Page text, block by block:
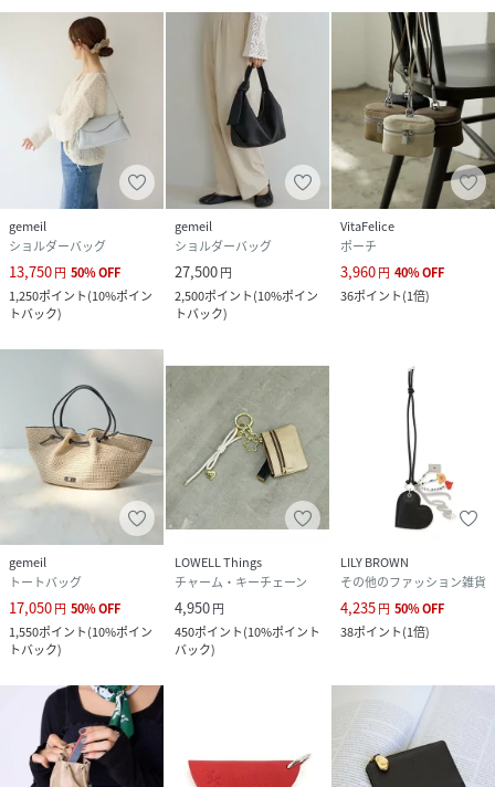
gemeil
ショルダーバッグ
13,750円 50%OFF
1,250ポイント(10%ポイン
トバック)
gemeil
ショルダーバッグ
27,500円
2,500ポイント(10%ポイン
トバック)
VitaFelice
ポーチ
3,960円 40%OFF
36ポイント(1倍)
gemeil
トートバッグ
17,050円 50%OFF
1,550ポイント(10%ポイン
トバック)
LOWELL Things
チャーム・キーチェーン
4,950円
450ポイント(10%ポイント
バック)
LILY BROWN
その他のファッション雑貨
4,235円 50%OFF
38ポイント(1倍)